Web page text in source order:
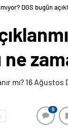
DGS bugün
0